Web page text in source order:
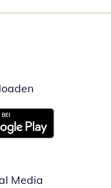
Öffnet in
Fenster
Media